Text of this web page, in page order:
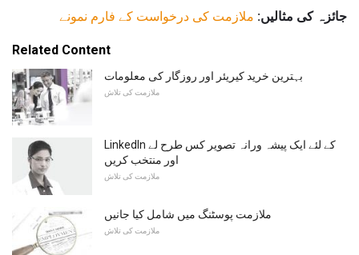
جائزہ کی مثالیں: ملازمت کی درخواست کے فارم نمونے
Related Content
بہترین خرید کیریئر اور روزگار کی معلومات
ملازمت کی تلاش
LinkedIn کے لئے ایک پیشہ ورانہ تصویر کس طرح لے
اور منتخب کریں
ملازمت کی تلاش
ملازمت پوسٹنگ میں شامل کیا جانیں
ملازمت کی تلاش